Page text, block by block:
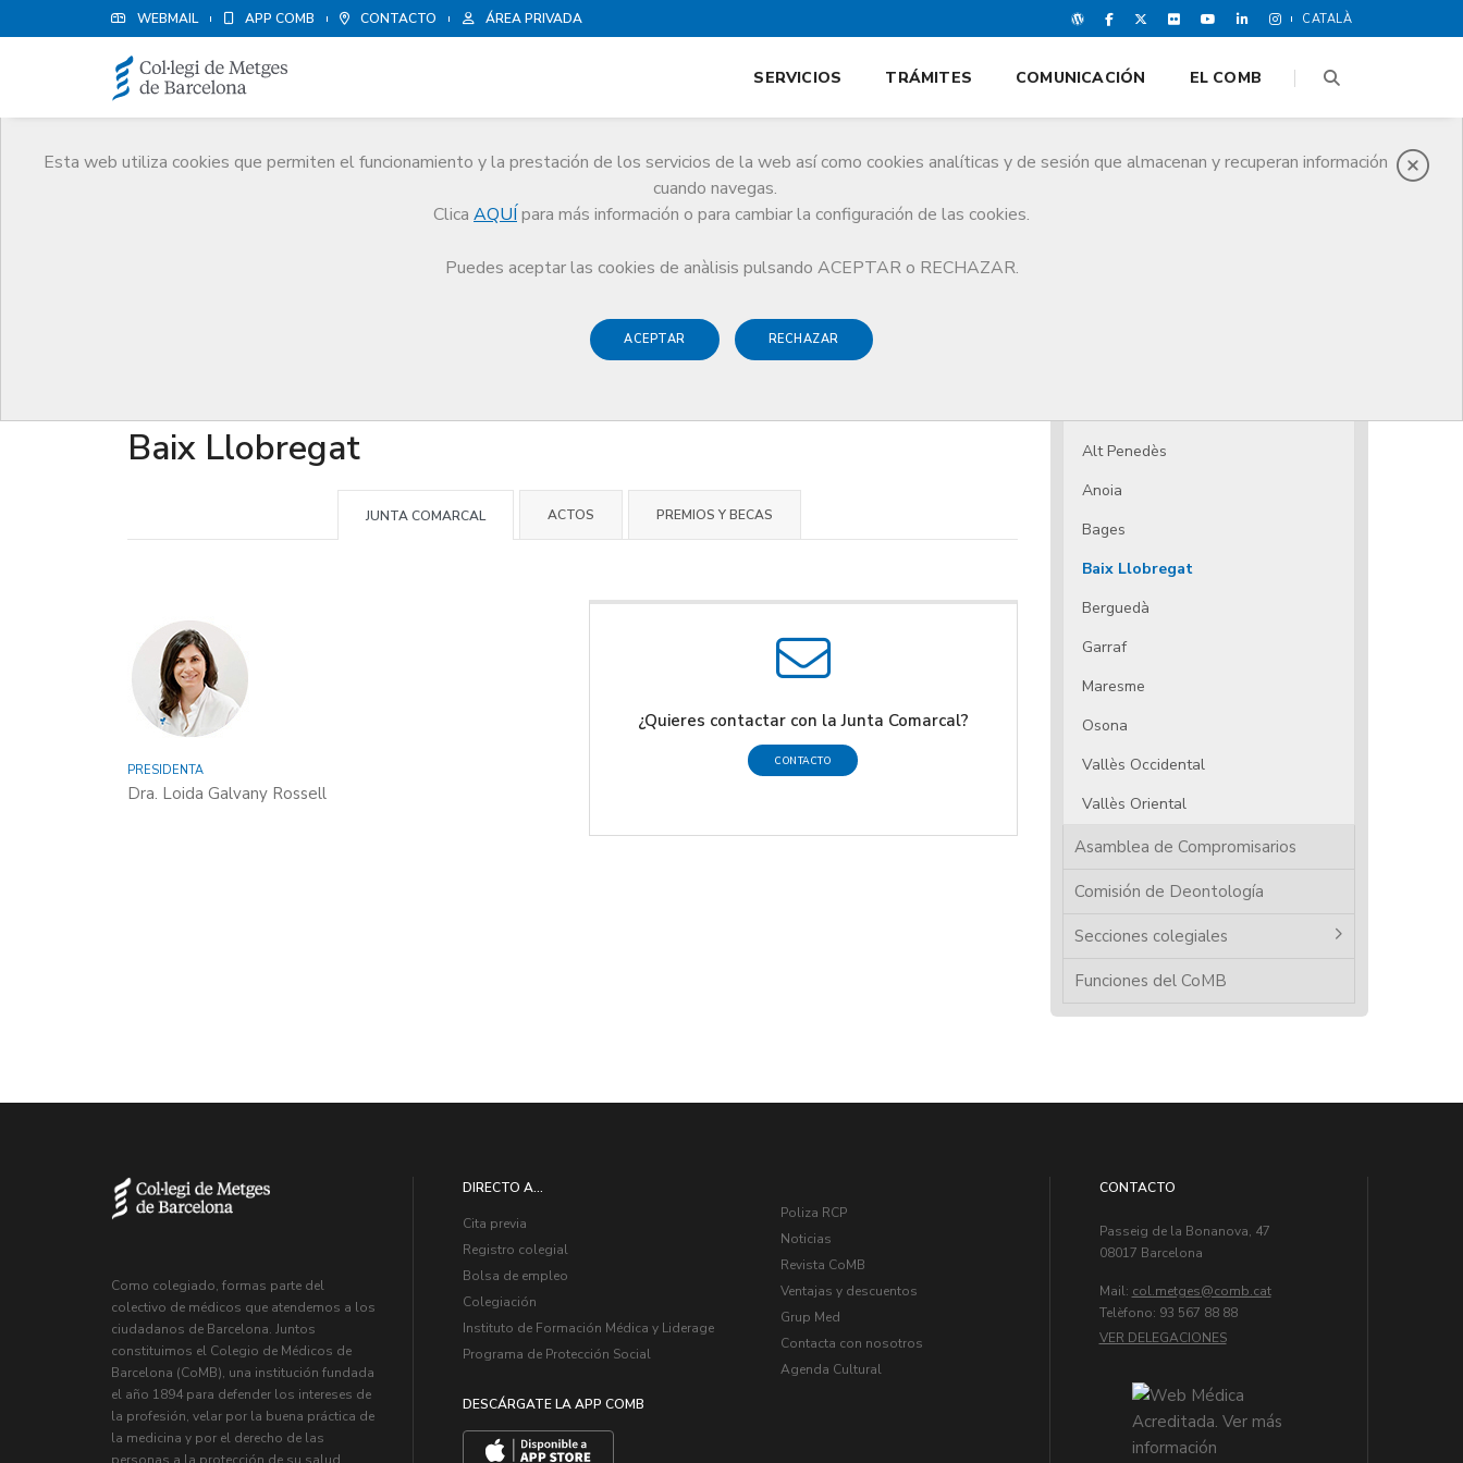
WEBMAIL APP COMB CONTACTO ÁREA PRIVADA CATALÀ
Esta web utiliza cookies que permiten el funcionamiento y la prestación de los servicios de la web así como cookies analíticas y de sesión que almacenan y recuperan información
cuando navegas.
Clica AQUÍ para más información o para cambiar la configuración de las cookies.
Puedes aceptar las cookies de anàlisis pulsando ACEPTAR o RECHAZAR.
ACEPTAR RECHAZAR
SERVICIOS TRÁMITES COMUNICACIÓN EL COMB
Juntas Comarcales Baix Llobregat
Baix Llobregat
JUNTA COMARCAL ACTOS PREMIOS Y BECAS
PRESIDENTA
Dra. Loida Galvany Rossell
¿Quieres contactar con la Junta Comarcal?
CONTACTO
Alt Penedès
Anoia
Bages
Baix Llobregat
Berguedà
Garraf
Maresme
Osona
Vallès Occidental
Vallès Oriental
Asamblea de Compromisarios
Comisión de Deontología
Secciones colegiales
Funciones del CoMB
Como colegiado, formas parte del
colectivo de médicos que atendemos a los
ciudadanos de Barcelona. Juntos
constituimos el Colegio de Médicos de
Barcelona (CoMB), una institución fundada
el año 1894 para defender los intereses de
la profesión, velar por la buena práctica de
la medicina y por el derecho de las
personas a la protección de su salud.
DIRECTO A...
Cita previa
Registro colegial
Bolsa de empleo
Colegiación
Instituto de Formación Médica y Liderage
Programa de Protección Social
DESCÁRGATE LA APP COMB
Poliza RCP
Noticias
Revista CoMB
Ventajas y descuentos
Grup Med
Contacta con nosotros
Agenda Cultural
CONTACTO
Passeig de la Bonanova, 47
08017 Barcelona
Mail: col.metges
Telèfono: 93 567 88 88
VER DELEGACIONES